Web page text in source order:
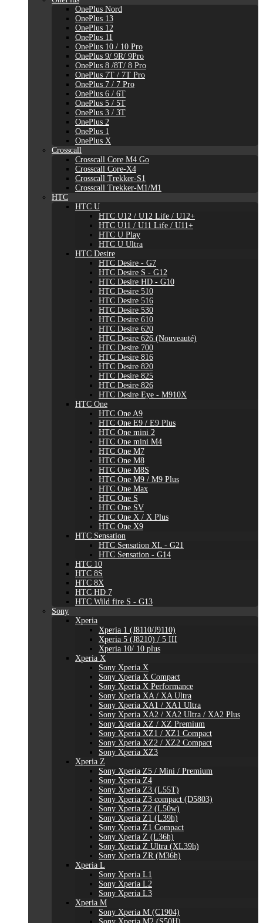
OnePlus Nord
OnePlus 13
OnePlus 12
OnePlus 11
OnePlus 10 / 10 Pro
OnePlus 9/ 9R/ 9Pro
OnePlus 8 /8T/ 8 Pro
OnePlus 7T / 7T Pro
OnePlus 7 / 7 Pro
OnePlus 6 / 6T
OnePlus 5 / 5T
OnePlus 3 / 3T
OnePlus 2
OnePlus 1
OnePlus X
Crosscall
Crosscall Core M4 Go
Crosscall Core-X4
Crosscall Trekker-S1
Crosscall Trekker-M1/M1
HTC
HTC U
HTC U12 / U12 Life / U12+
HTC U11 / U11 Life / U11+
HTC U Play
HTC U Ultra
HTC Desire
HTC Desire - G7
HTC Desire S - G12
HTC Desire HD - G10
HTC Desire 510
HTC Desire 516
HTC Desire 530
HTC Desire 610
HTC Desire 620
HTC Desire 626 (Nouveauté)
HTC Desire 700
HTC Desire 816
HTC Desire 820
HTC Desire 825
HTC Desire 826
HTC Desire Eye - M910X
HTC One
HTC One A9
HTC One E9 / E9 Plus
HTC One mini 2
HTC One mini M4
HTC One M7
HTC One M8
HTC One M8S
HTC One M9 / M9 Plus
HTC One Max
HTC One S
HTC One SV
HTC One X / X Plus
HTC One X9
HTC Sensation
HTC Sensation XL - G21
HTC Sensation - G14
HTC 10
HTC 8S
HTC 8X
HTC HD 7
HTC Wild fire S - G13
Sony
Xperia
Xperia 1 (J8110/J9110)
Xperia 5 (J8210) / 5 III
Xperia 10/ 10 plus
Xperia X
Sony Xperia X
Sony Xperia X Compact
Sony Xperia X Performance
Sony Xperia XA / XA Ultra
Sony Xperia XA1 / XA1 Ultra
Sony Xperia XA2 / XA2 Ultra / XA2 Plus
Sony Xperia XZ / XZ Premium
Sony Xperia XZ1 / XZ1 Compact
Sony Xperia XZ2 / XZ2 Compact
Sony Xperia XZ3
Xperia Z
Sony Xperia Z5 / Mini / Premium
Sony Xperia Z4
Sony Xperia Z3 (L55T)
Sony Xperia Z3 compact (D5803)
Sony Xperia Z2 (L50w)
Sony Xperia Z1 (L39h)
Sony Xperia Z1 Compact
Sony Xperia Z (L36h)
Sony Xperia Z Ultra (XL39h)
Sony Xperia ZR (M36h)
Xperia L
Sony Xperia L1
Sony Xperia L2
Sony Xperia L3
Xperia M
Sony Xperia M (C1904)